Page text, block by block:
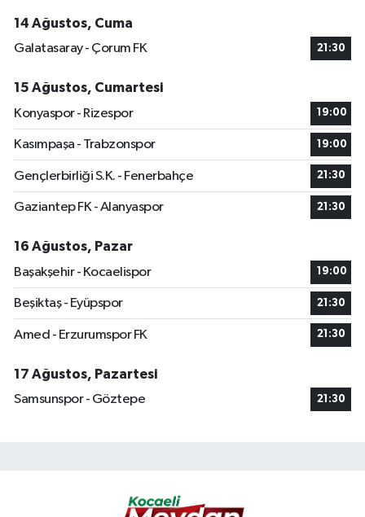
14 Ağustos, Cuma
Galatasaray - Çorum FK
21:30
15 Ağustos, Cumartesi
Konyaspor - Rizespor
19:00
Kasımpaşa - Trabzonspor 19:00
Gençlerbirliği S.K. - Fenerbahçe 21:30
Gaziantep FK - Alanyaspor 21:30
16 Ağustos, Pazar
Başakşehir - Kocaelispor
19:00
Beşiktaş - Eyüpspor 21:30
Amed - Erzurumspor FK 21:30
17 Ağustos, Pazartesi
Samsunspor - Göztepe
21:30